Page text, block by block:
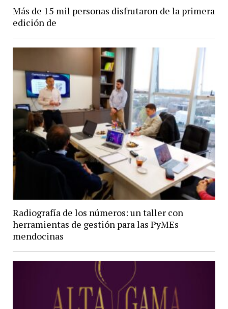
Más de 15 mil personas disfrutaron de la primera
edición de
Radiografía de los números: un taller con
herramientas de gestión para las PyMEs
mendocinas